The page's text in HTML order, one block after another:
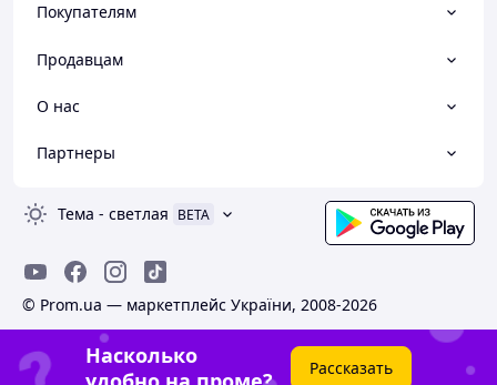
Покупателям
Продавцам
О нас
Партнеры
Тема - светлая BETA
© Prom.ua — маркетплейс України, 2008-2026
Насколько
Рассказать